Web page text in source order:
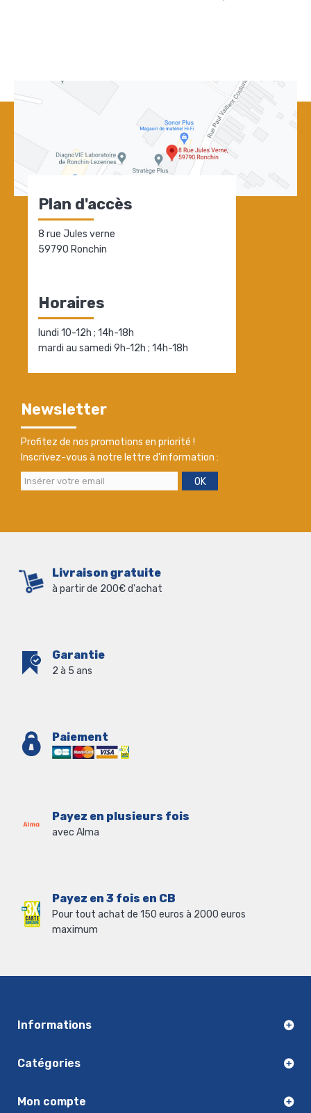
Plan d'accès
8 rue Jules verne
59790 Ronchin
Horaires
lundi 10-12h ; 14h-18h
mardi au samedi 9h-12h ; 14h-18h
Newsletter
Profitez de nos promotions en priorité !
Inscrivez-vous à notre lettre d'information :
OK
Livraison gratuite
à partir de 200€ d'achat
Garantie
2 à 5 ans
Paiement
Payez en plusieurs fois
avec Alma
Payez en 3 fois en CB
Pour tout achat de 150 euros à 2000 euros
maximum
Informations
Catégories
Mon compte